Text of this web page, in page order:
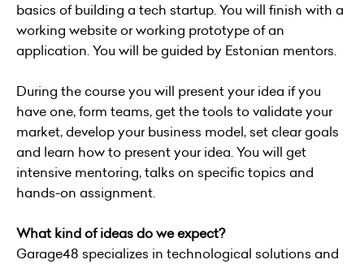
basics of building a tech startup. You will finish with a
working website or working prototype of an
application. You will be guided by Estonian mentors.
During the course you will present your idea if you
have one, form teams, get the tools to validate your
market, develop your business model, set clear goals
and learn how to present your idea. You will get
intensive mentoring, talks on specific topics and
hands-on assignment.
What kind of ideas do we expect?
Garage48 specializes in technological solutions and